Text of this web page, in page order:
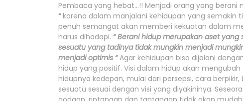
Pembaca yang hebat…!! Menjadi orang yang berani
“karena dalam manjalani kehidupan yang semakin
penuh semangat akan memberi kekuatan dalam
harus dihadapi. “ Berani hidup merupakan aset
sesuatu yang tadinya tidak mungkin menjadi
menjadi optimis “Agar kehidupan bisa dijalani
hidup yang positif. Visi dalam hidup akan
hidupnya kedepan, mulai dari persepsi, cara
sesuatu sesuai dengan visi yang diyakininya.